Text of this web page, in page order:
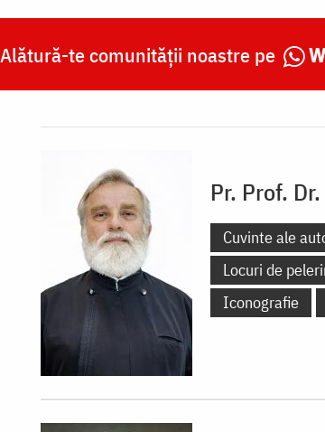
Alătură-te comunității noastre pe
Pr. Prof.
Cuvinte ale
Locuri de
Iconografie